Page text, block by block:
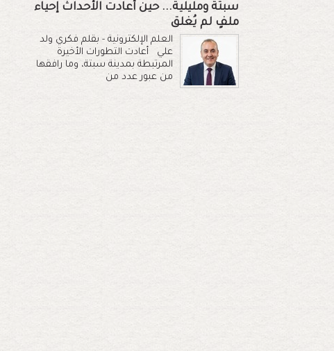
سبتة ومليلية... حين أعادت الأحداث إحياء
ملفٍ لم يُغلق
العلم الإلكترونية - بقلم فكري ولد
علي أعادت التطورات الأخيرة
المرتبطة بمدينة سبتة، وما رافقها
من عبور عدد من